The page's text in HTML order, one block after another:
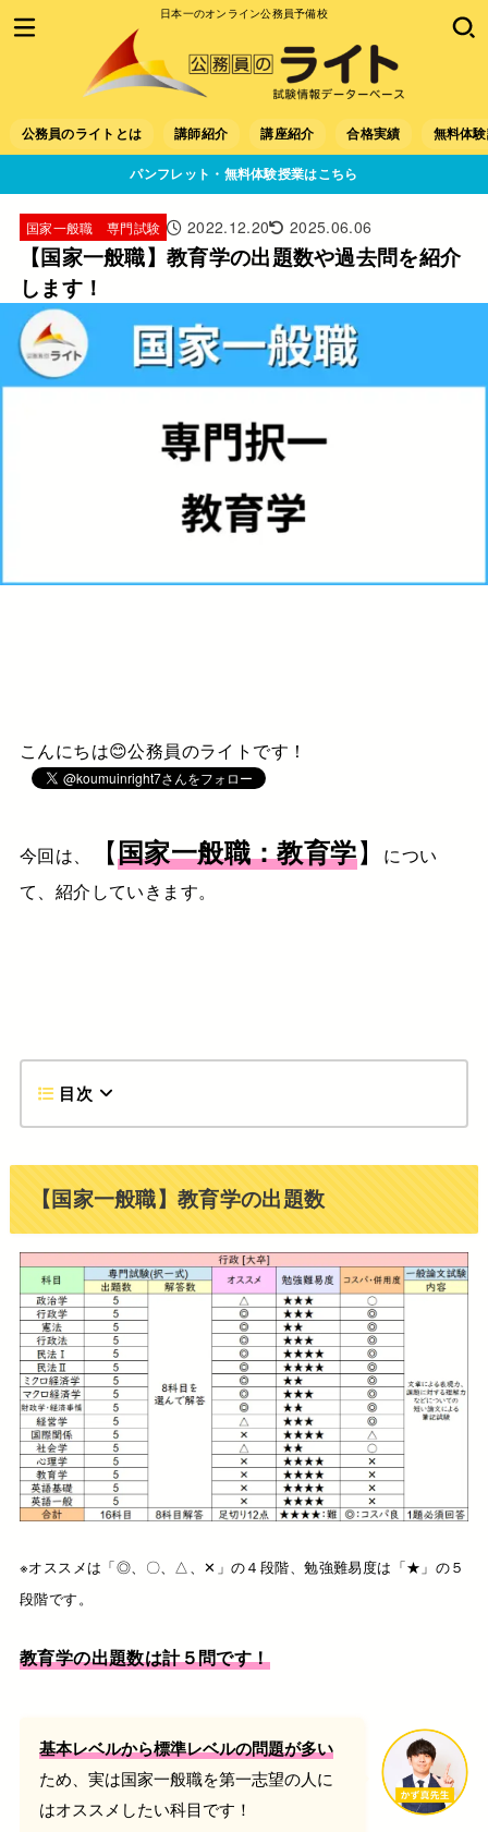
日本一のオンライン公務員予備校
公務員のライトとは 講師紹介 講座紹介 合格実績 無料体
パンフレット・無料体験授業はこちら
国家一般職 専門試験 2022.12.20 2025.06.06
【国家一般職】教育学の出題数や過去問を紹介
します！
こんにちは😊公務員のライトです！
今回は、 【国家一般職：教育学】
につい
て、紹介していきます。
目次
【国家一般職】教育学の出題数
※オススメは「◎、〇、△、✕」の４段階、勉強難易度は「★」の５
段階です。
教育学の出題数は計５問です！
基本レベルから標準レベルの問題が多い
ため、実は国家一般職を第一志望の人に
はオススメしたい科目です！